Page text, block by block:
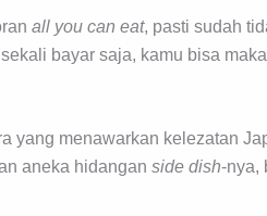
all you can eat, pasti sudah
bayar saja, kamu bisa
yang menawarkan kelezatan
aneka hidangan side dish-nya,